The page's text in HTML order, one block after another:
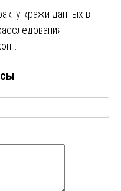
кражи данных в